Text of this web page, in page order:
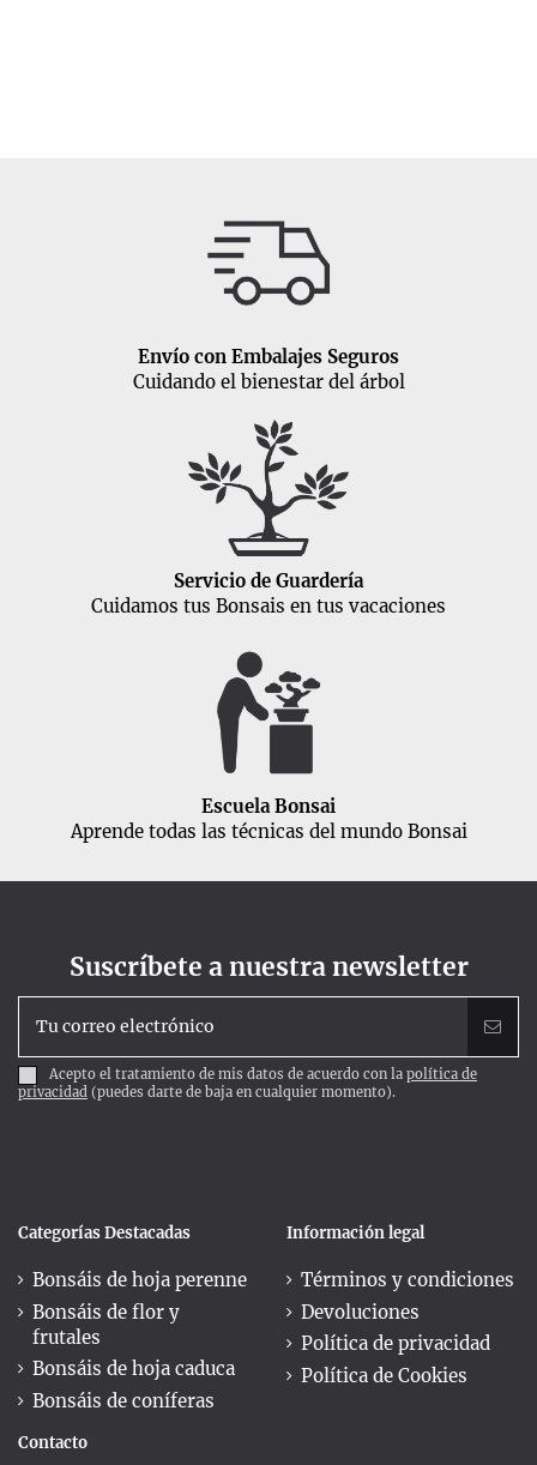
Envío con Embalajes Seguros
Cuidando el bienestar del árbol
Servicio de Guardería
Cuidamos tus Bonsais en tus vacaciones
Escuela Bonsai
Aprende todas las técnicas del mundo Bonsai
Suscríbete a nuestra newsletter
Acepto el tratamiento de mis datos de acuerdo con la política de
privacidad (puedes darte de baja en cualquier momento).
Categorías Destacadas
Bonsáis de hoja perenne
Bonsáis de flor y
frutales
Bonsáis de hoja caduca
Bonsáis de coníferas
Información legal
Términos y condiciones
Devoluciones
Política de privacidad
Política de Cookies
Contacto